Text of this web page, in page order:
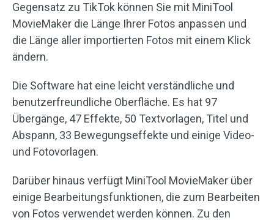
Gegensatz zu TikTok können Sie mit MiniTool
MovieMaker die Länge Ihrer Fotos anpassen und
die Länge aller importierten Fotos mit einem Klick
ändern.
Die Software hat eine leicht verständliche und
benutzerfreundliche Oberfläche. Es hat 97
Übergänge, 47 Effekte, 50 Textvorlagen, Titel und
Abspann, 33 Bewegungseffekte und einige Video-
und Fotovorlagen.
Darüber hinaus verfügt MiniTool MovieMaker über
einige Bearbeitungsfunktionen, die zum Bearbeiten
von Fotos verwendet werden können. Zu den